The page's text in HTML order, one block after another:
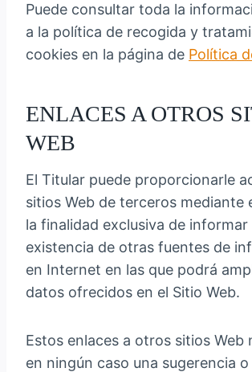
Puede consultar toda la
a la política de recogida y
cookies en la página de Política
ENLACES A OTROS
WEB
El Titular puede proporcionarle
sitios Web de terceros mediante
la finalidad exclusiva de informar
existencia de otras fuentes de
en Internet en las que podrá
datos ofrecidos en el Sitio Web.
Estos enlaces a otros sitios Web
en ningún caso una sugerencia o